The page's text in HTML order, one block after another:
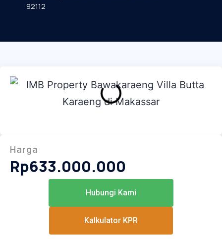
92112
Harga
Rp633.000.000
Hubungi Kami
Kalkulator KPR